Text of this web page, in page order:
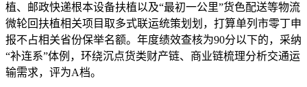
植、邮政快递根本设备扶植以及“最初一公里”货色配送等物流
微轮回扶植相关项目取多式联运统策划划，打算单列市零丁申
报不占相关省份保举名额。年度绩效查核为90分以下的，采纳
“补连系”体例，环绕沉点货类财产链、商业链梳理分析交通运
输需求，评为A档。